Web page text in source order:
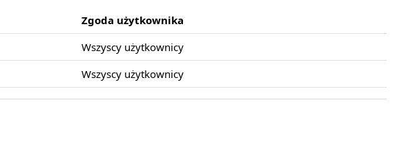
Zgoda użytkownika
Wszyscy użytkownicy
Wszyscy użytkownicy